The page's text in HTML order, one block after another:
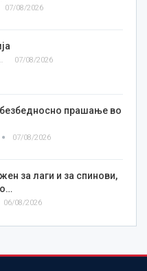
07/08/2026
07/08/2026
прашање во
07/08/2026
за лаги и за спинови,
06/08/2026